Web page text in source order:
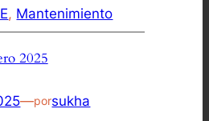
, Mantenimiento
2025
—porsukha